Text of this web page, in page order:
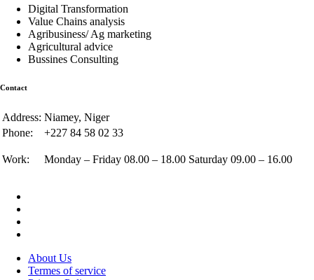
Digital Transformation
Value Chains analysis
Agribusiness/ Ag marketing
Agricultural advice
Bussines Consulting
Contact
Address: Niamey, Niger
Phone:
+227 84 58 02 33
Work: Monday – Friday 08.00 – 18.00 Saturday 09.00 – 16.00
About Us
Termes of service